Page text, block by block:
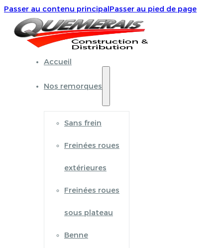
Passer au contenu principalPasser au pied de page
Accueil
Nos remorques
Sans frein
Freinées roues
extérieures
Freinées roues
sous plateau
Benne